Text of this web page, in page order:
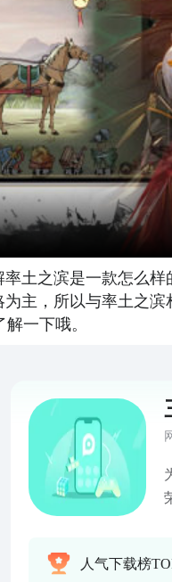
土之滨是一款怎么
主，所以与率土之
一下哦。
人气下载榜